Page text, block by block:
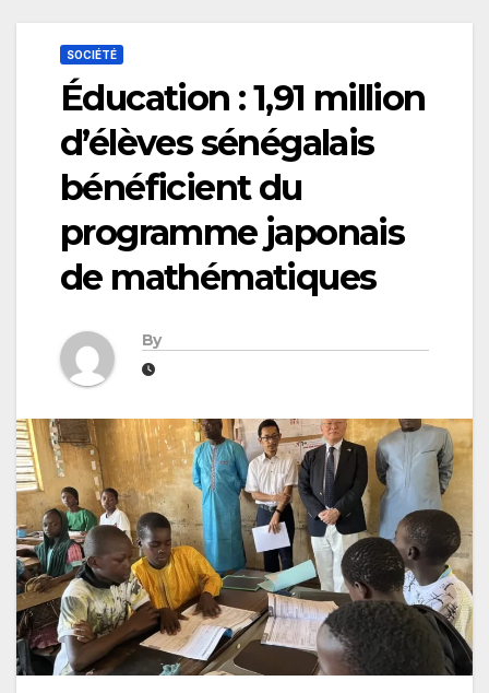
SOCIÉTÉ
Éducation : 1,91 million
d’élèves sénégalais
bénéficient du
programme japonais
de mathématiques
By